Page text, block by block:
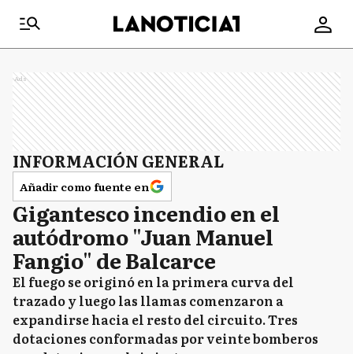
Ads
INFORMACIÓN GENERAL
Añadir como fuente en
Gigantesco incendio en el
autódromo "Juan Manuel
Fangio" de Balcarce
El fuego se originó en la primera curva del
trazado y luego las llamas comenzaron a
expandirse hacia el resto del circuito. Tres
dotaciones conformadas por veinte bomberos